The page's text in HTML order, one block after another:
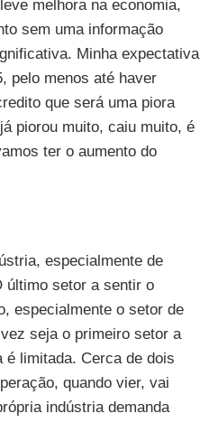
melhora na economia,
sem uma informação
Minha expectativa
pelo menos até haver
que será uma piora
piorou muito, caiu muito, é
ter o aumento do
especialmente de
último setor a sentir o
especialmente o setor de
seja o primeiro setor a
é limitada. Cerca de dois
quando vier, vai
indústria demanda